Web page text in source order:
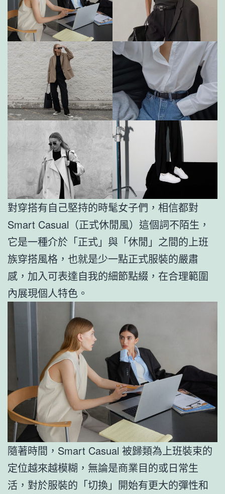
對穿搭有自己堅持的時髦女子們，相信都對
Smart Casual（正式休閒風）這個詞不陌生，
它是一種介於「正式」與「休閒」之間的上班
族穿搭風格，也就是少一點正式服裝的嚴肅
感，加入可表達自我的細節點綴，在合理範圍
內展現個人特色。
隨著時間，Smart Casual 被歸類為上班裝束的
定位越來越模糊，無論是商業目的或日常生
活，對於服裝的「切換」開始有更大的彈性和